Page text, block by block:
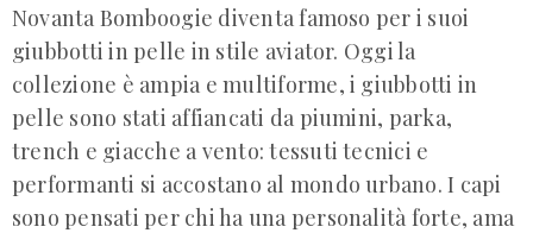
Novanta Bomboogie diventa famoso per i suoi
giubbotti in pelle in stile aviator. Oggi la
collezione è ampia e multiforme, i giubbotti in
pelle sono stati affiancati da piumini, parka,
trench e giacche a vento: tessuti tecnici e
performanti si accostano al mondo urbano. I capi
sono pensati per chi ha una personalità forte, ama